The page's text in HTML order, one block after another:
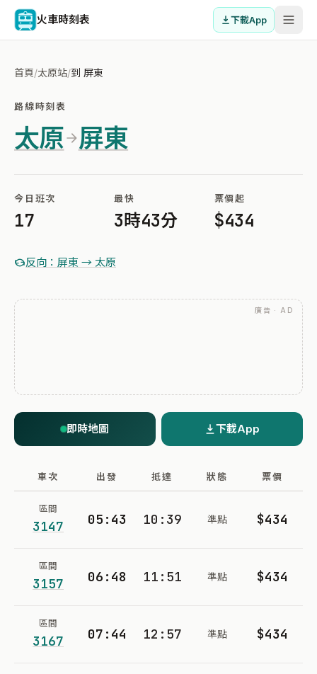
火車時刻表 下載App
首頁/太原站/到 屏東
路線時刻表
太原 屏東
今日班次
17
最快
3時43分
票價起
$434
反向：屏東 → 太原
廣告 · AD
即時地圖 下載App
車次 出發 抵達 狀態 票價
區間
3147 05:43 10:39 準點 $434
區間
3157 06:48 11:51 準點 $434
區間
3167 07:44 12:57 準點 $434